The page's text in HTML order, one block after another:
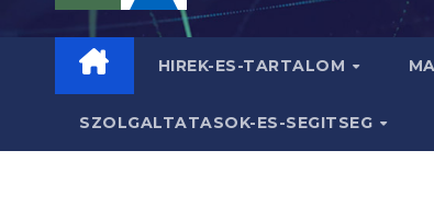
HIREK-ES-TARTALOM
SZOLGALTATASOK-ES-SEGITSEG